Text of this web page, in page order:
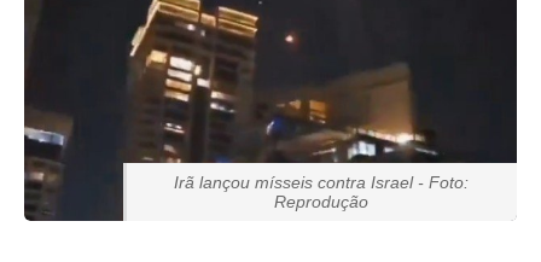
Irã lançou mísseis contra Israel - Foto:
Reprodução